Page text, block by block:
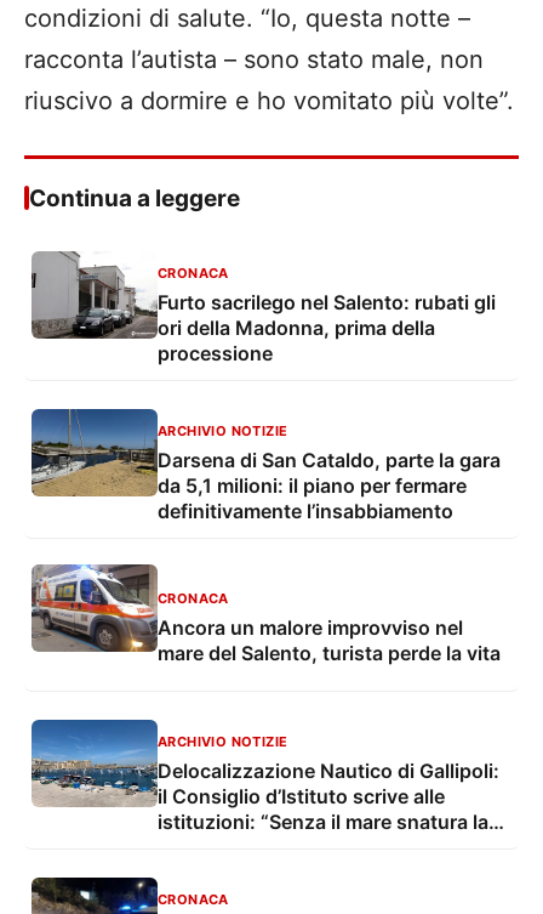
condizioni di salute. “Io, questa notte –
racconta l’autista – sono stato male, non
riuscivo a dormire e ho vomitato più volte”.
Continua a leggere
CRONACA
Furto sacrilego nel Salento: rubati gli
ori della Madonna, prima della
processione
ARCHIVIO NOTIZIE
Darsena di San Cataldo, parte la gara
da 5,1 milioni: il piano per fermare
definitivamente l’insabbiamento
CRONACA
Ancora un malore improvviso nel
mare del Salento, turista perde la vita
ARCHIVIO NOTIZIE
Delocalizzazione Nautico di Gallipoli:
il Consiglio d’Istituto scrive alle
istituzioni: “Senza il mare snatura la
CRONACA